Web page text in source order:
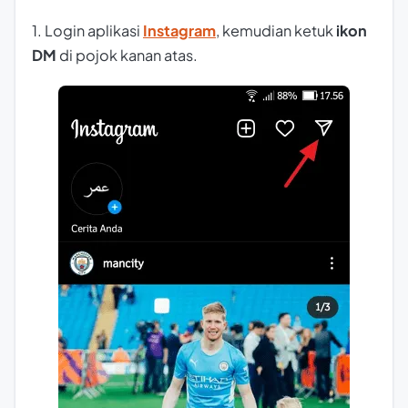
1. Login aplikasi Instagram, kemudian ketuk ikon
DM di pojok kanan atas.